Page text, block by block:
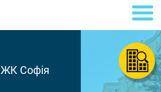
ЖК Софія